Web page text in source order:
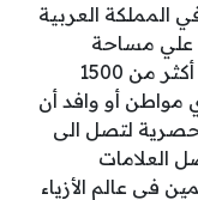
المملكة العربية
تم إعداده علي مساحة
145ألف متر مربع، ويعمل علي جميع أكثر من 1500
مواطن أو وافد أن
لتصل الى
العلامات
في عالم الأزياء